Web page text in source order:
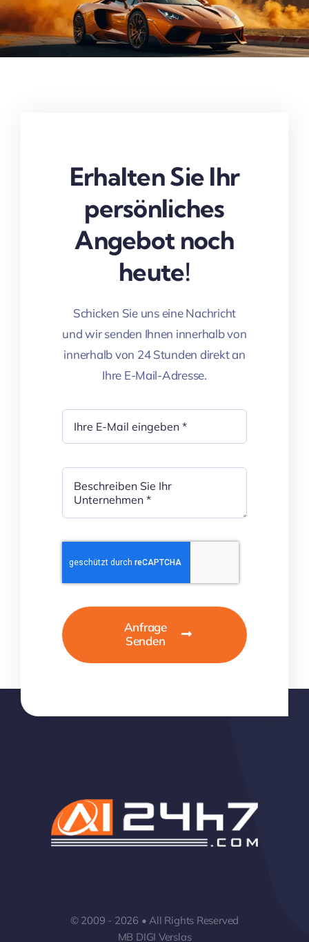
Erhalten Sie Ihr
persönliches
Angebot noch
heute!
Schicken Sie uns eine Nachricht
und wir senden Ihnen innerhalb von
innerhalb von 24 Stunden direkt an
Ihre E-Mail-Adresse.
Anfrage
Senden
© 2009 - 2026 • All Rights Reserved
MB DIGI Verslas